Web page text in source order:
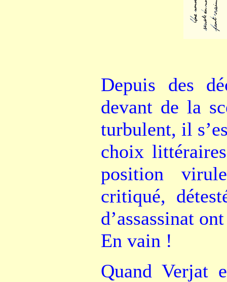
Depuis des
devant de la
turbulent, il
choix
position
critiqué,
d’assassinat
En vain !
Quand Verjat